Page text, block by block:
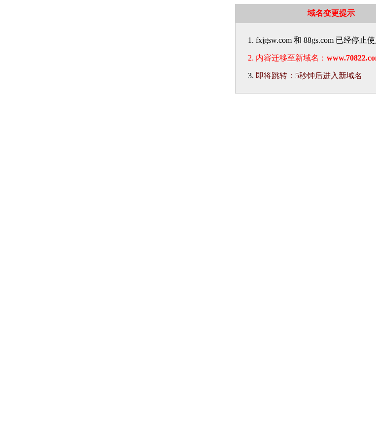
域名变更提示
fxjgsw.com 和 88gs.com 已经停止使
内容迁移至新域名：
即将跳转：5秒钟后进入新域名